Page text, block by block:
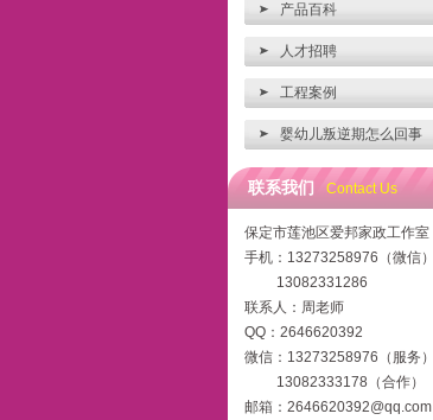
产品百科
人才招聘
工程案例
婴幼儿叛逆期怎么回事
联系我们 Contact Us
保定市莲池区爱邦家政工作室
手机：13273258976（微信）
13082331286
联系人：周老师
QQ：2646620392
微信：13273258976（服务）
13082333178（合作）
邮箱：2646620392@qq.com